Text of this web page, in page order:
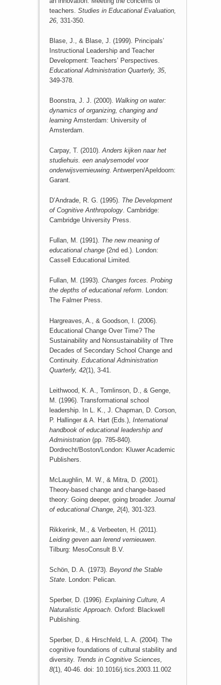
teachers. Studies in Educational Evaluation,
26, 331-350.
Blase, J., & Blase, J. (1999). Principals’
Instructional Leadership and Teacher
Development: Teachers’ Perspectives.
Educational Administration Quarterly, 35,
349-378.
Boonstra, J. J. (2000). Walking on water:
dynamics of organizing, changing and
learning Amsterdam: University of
Amsterdam.
Carpay, T. (2010).Anders kijken naar het
studiehuis. een analysemodel voor
onderwijsvernieuwing. Antwerpen/Apeldoorn:
Garant.
D’Andrade, R. G. (1995). The Development
of Cognitive Anthropology. Cambridge:
Cambridge University Press.
Fullan, M. (1991). The new meaning of
educational change(2nd ed.). London:
Cassell Educational Limited.
Fullan, M. (1993). Changes forces. Probing
the depths of educational reform. London:
The Falmer Press.
Hargreaves, A., & Goodson, I. (2006).
Educational Change Over Time? The
Sustainability and Nonsustainability of Thre
Decades of Secondary School Change and
Continuity. Educational Administration
Quarterly, 42(1), 3-41.
Leithwood, K. A., Tomlinson, D., & Genge,
M. (1996). Transformational school
leadership. In L. K., J. Chapman, D. Corson,
P. Hallinger & A. Hart (Eds.), International
handbook of educational leadership and
Administration(pp. 785-840).
Dordrecht/Boston/London: Kluwer Academic
Publishers.
McLaughlin, M. W., & Mitra, D. (2001).
Theory-based change and change-based
theory: Going deeper, going broader. Journal
of educational Change, 2(4), 301-323.
Rikkerink, M., & Verbeeten, H. (2011).
Leiding geven aan lerend vernieuwen.
Tilburg: MesoConsult B.V.
Schön, D. A. (1973). Beyond the Stable
State. London: Pelican.
Sperber, D. (1996). Explaining Culture, A
Naturalistic Approach. Oxford: Blackwell
Publishing.
Sperber, D., & Hirschfeld, L. A. (2004). The
cognitive foundations of cultural stability and
diversity. Trends in Cognitive Sciences,
8(1), 40-46. doi: 10.1016/j.tics.2003.11.002